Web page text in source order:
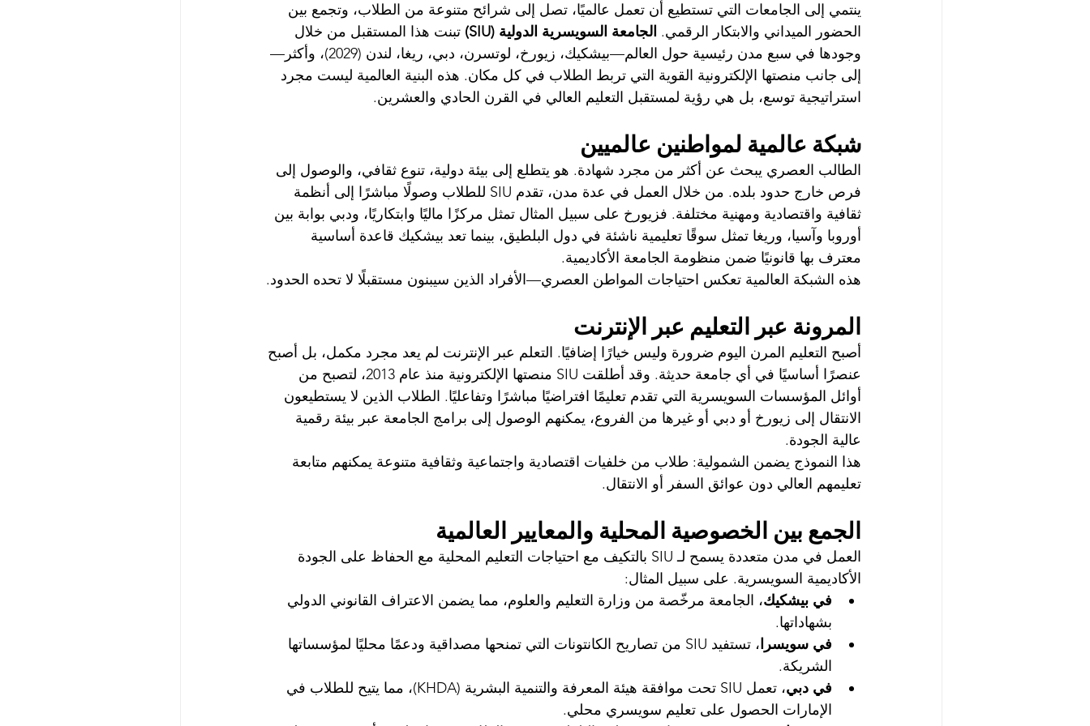
ينتمي إلى الجامعات التي تستطيع أن تعمل عالميًا، تصل إلى شرائح متنوعة من الطلاب، وتجمع بين
الحضور الميداني والابتكار الرقمي. الجامعة السويسرية الدولية (SIU)
تبنت هذا المستقبل من خلال
وجودها في سبع مدن رئيسية حول العالم—بيشكيك، زيورخ، لوتسرن، دبي، ريغا، لندن (2029)، وأكثر—
إلى جانب منصتها الإلكترونية القوية التي تربط الطلاب في كل مكان. هذه البنية العالمية ليست مجرد
استراتيجية توسع، بل هي رؤية لمستقبل التعليم العالي في القرن الحادي والعشرين.
شبكة عالمية لمواطنين عالميين
الطالب العصري يبحث عن أكثر من مجرد شهادة. هو يتطلع إلى بيئة دولية، تنوع ثقافي، والوصول إلى
فرص خارج حدود بلده. من خلال العمل في عدة مدن، تقدم SIU للطلاب وصولًا مباشرًا إلى أنظمة
ثقافية واقتصادية ومهنية مختلفة. فزيورخ على سبيل المثال تمثل مركزًا ماليًا وابتكاريًا، ودبي بوابة بين
أوروبا وآسيا، وريغا تمثل سوقًا تعليمية ناشئة في دول البلطيق، بينما تعد بيشكيك قاعدة أساسية
معترف بها قانونيًا ضمن منظومة الجامعة الأكاديمية.
هذه الشبكة العالمية تعكس احتياجات المواطن العصري—الأفراد الذين سيبنون مستقبلًا لا تحده الحدود.
المرونة عبر التعليم عبر الإنترنت
أصبح التعليم المرن اليوم ضرورة وليس خيارًا إضافيًا. التعلم عبر الإنترنت لم يعد مجرد مكمل، بل أصبح
عنصرًا أساسيًا في أي جامعة حديثة. وقد أطلقت SIU منصتها الإلكترونية منذ عام 2013، لتصبح من
أوائل المؤسسات السويسرية التي تقدم تعليمًا افتراضيًا مباشرًا وتفاعليًا. الطلاب الذين لا يستطيعون
الانتقال إلى زيورخ أو دبي أو غيرها من الفروع، يمكنهم الوصول إلى برامج الجامعة عبر بيئة رقمية
عالية الجودة.
هذا النموذج يضمن الشمولية: طلاب من خلفيات اقتصادية واجتماعية وثقافية متنوعة يمكنهم متابعة
تعليمهم العالي دون عوائق السفر أو الانتقال.
الجمع بين الخصوصية المحلية والمعايير العالمية
العمل في مدن متعددة يسمح لـ SIU بالتكيف مع احتياجات التعليم المحلية مع الحفاظ على الجودة
الأكاديمية السويسرية. على سبيل المثال:
في بيشكيك، الجامعة مرخّصة من وزارة التعليم والعلوم، مما يضمن الاعتراف القانوني الدولي
بشهاداتها.
في سويسرا
، تستفيد SIU من تصاريح الكانتونات التي تمنحها مصداقية ودعمًا محليًا لمؤسساتها
الشريكة.
في دبي
، تعمل SIU تحت موافقة هيئة المعرفة والتنمية البشرية (KHDA)، مما يتيح للطلاب في
الإمارات الحصول على تعليم سويسري محلي.